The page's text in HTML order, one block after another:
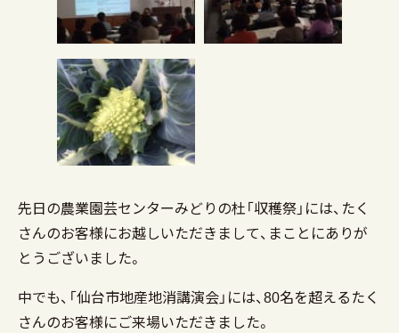
先日の農業園芸センターみどりの杜「収穫祭」には、たく
さんのお客様にお越しいただきまして、まことにありが
とうございました。
中でも、「仙台市地産地消講演会」には、80名を超えるたく
さんのお客様にご来場いただきました。